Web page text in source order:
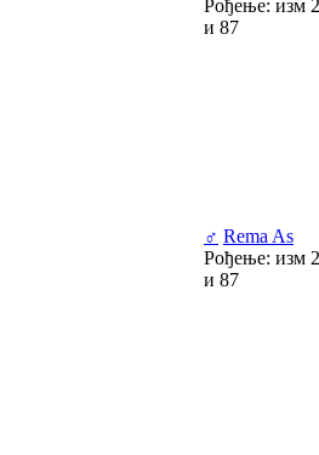
Рођење: изм
и 87
♂ Rema As
Рођење: изм
и 87